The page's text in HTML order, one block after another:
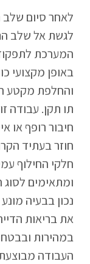
לאחר סיום שלב
לגשת אל שלב
המערכת
באופן מקצועי
והחלפת מקטע
תו תקן. עבודה
חיבור רופף או
חוזר בעתיד
חלקי החילוף
ומתאימים
נכון בבעיה
את בריאות
במהירות
העבודה